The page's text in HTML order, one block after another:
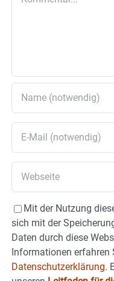
Mit der Nutzung
sich mit der
Daten durch diese
Informationen erfahren
Datenschutzerklärung.